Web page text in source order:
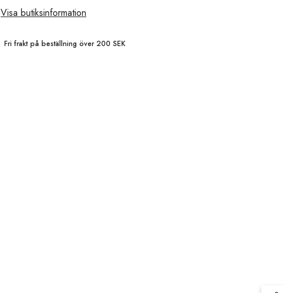
Visa butiksinformation
Fri frakt på beställning över 200 SEK